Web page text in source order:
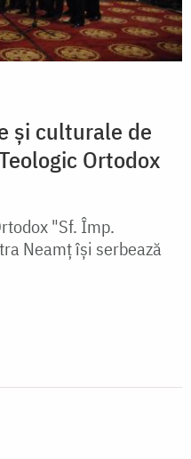
și culturale de
Ortodox
"Sf. Împ.
Neamț își serbează